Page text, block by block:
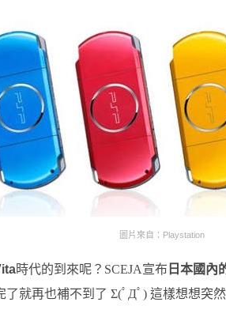
圖片來自：Playstation
時代的到來呢？SCEJA宣布 日本國內
了就再也補不到了 Σ(ﾟДﾟ) 這樣想想突